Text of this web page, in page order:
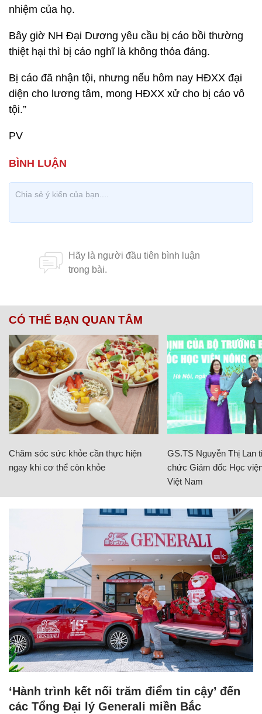
nhiệm của họ.
Bây giờ NH Đại Dương yêu cầu bị cáo bồi thường
thiệt hại thì bị cáo nghĩ là không thỏa đáng.
Bị cáo đã nhận tội, nhưng nếu hôm nay HĐXX đại
diện cho lương tâm, mong HĐXX xử cho bị cáo vô
tội.”
PV
CÓ THỂ BẠN QUAN TÂM
Chăm sóc sức khỏe cần thực hiện
ngay khi cơ thể còn khỏe
GS.TS Nguyễn Thị Lan
chức Giám đốc Học
Việt Nam
‘Hành trình kết nối trăm điểm tin cậy’ đến
các Tổng Đại lý Generali miền Bắc